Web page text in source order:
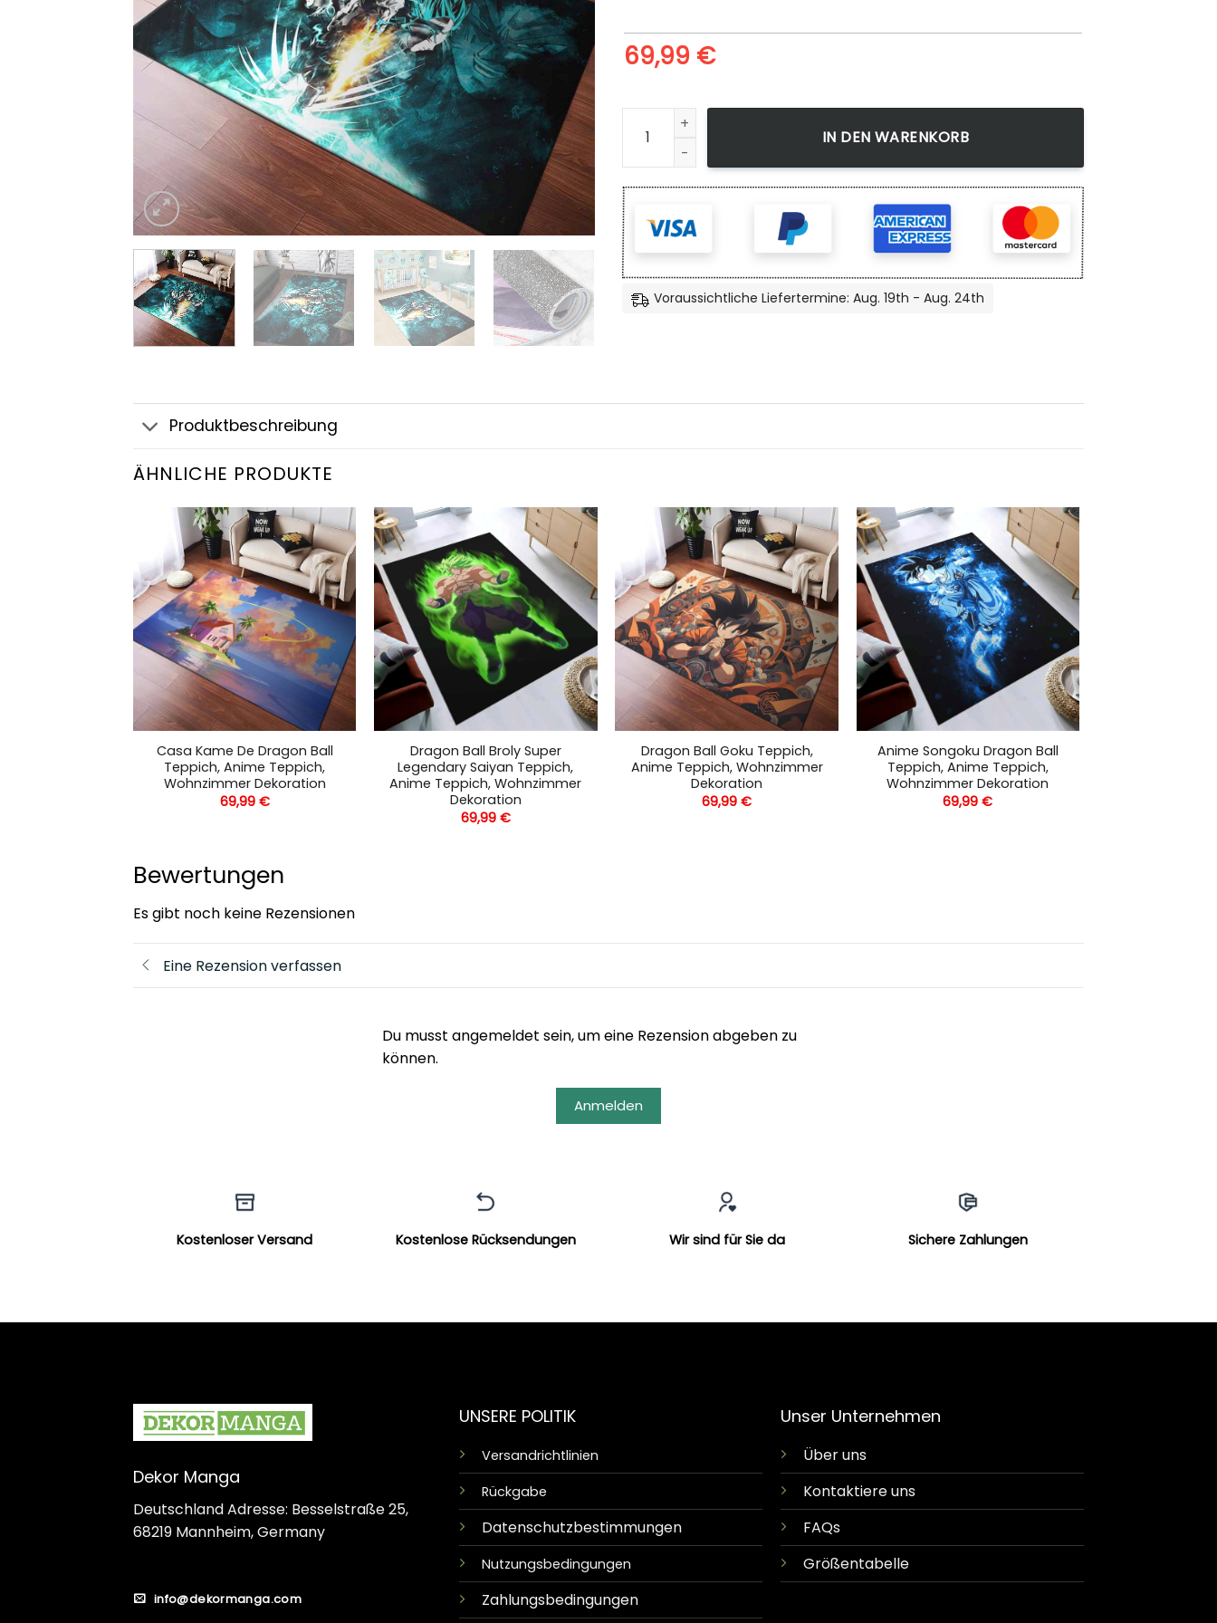
69,99 €
Goku And Vegeta Teppich, Anime Teppich, Wohnzimmer Dekoration Menge
IN DEN WARENKORB
Voraussichtliche Liefertermine: Aug. 19th - Aug. 24th
Produktbeschreibung
ÄHNLICHE PRODUKTE
Casa Kame De Dragon Ball
Teppich, Anime Teppich,
Wohnzimmer Dekoration
69,99 €
Dragon Ball Broly Super
Legendary Saiyan Teppich,
Anime Teppich, Wohnzimmer
Dekoration
69,99 €
Dragon Ball Goku Teppich,
Anime Teppich, Wohnzimmer
Dekoration
69,99€
Anime Songoku Dragon Ball
Teppich, Anime Teppich,
Wohnzimmer Dekoration
69,99€
Bewertungen
Es gibt noch keine Rezensionen
Eine Rezension verfassen
Du musst angemeldet sein, um eine Rezension abgeben zu
können.
Anmelden
Kostenloser Versand Kostenlose Rücksendungen Wir sind für Sie da Sichere Zahlungen
Dekor Manga
Deutschland Adresse: Besselstraße 25,
68219 Mannheim, Germany
info@dekormanga.com
UNSERE POLITIK
Versandrichtlinien
Rückgabe
Datenschutzbestimmungen
Nutzungsbedingungen
Zahlungsbedingungen
Unser Unternehmen
Über uns
Kontaktiere uns
FAQs
Größentabelle